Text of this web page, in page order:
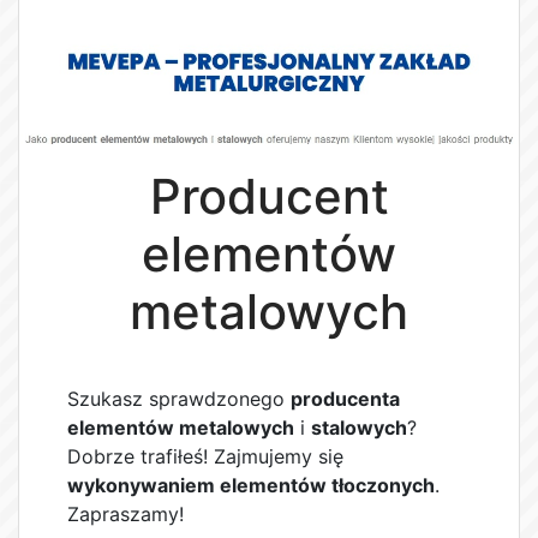
Producent
elementów
metalowych
Szukasz sprawdzonego producenta
elementów metalowych i stalowych?
Dobrze trafiłeś! Zajmujemy się
wykonywaniem elementów tłoczonych.
Zapraszamy!